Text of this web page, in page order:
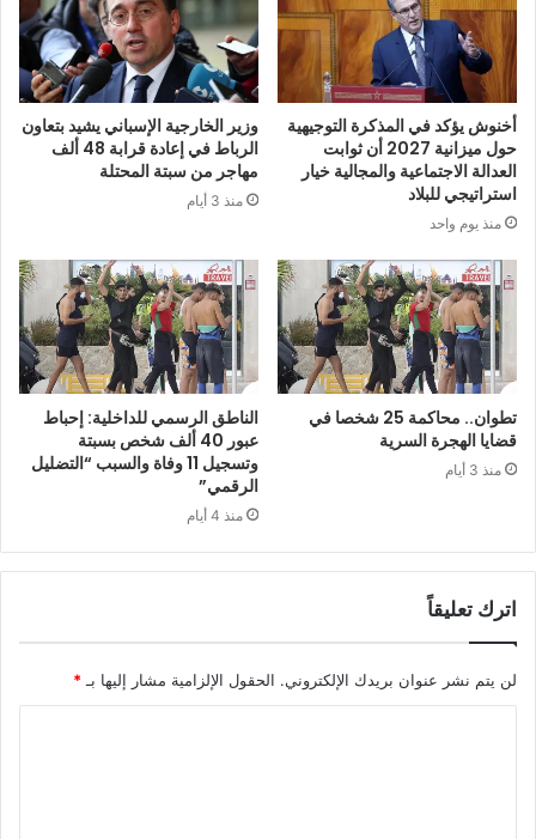
أخنوش يؤكد في المذكرة التوجيهية
حول ميزانية 2027 أن ثوابت
العدالة الاجتماعية والمجالية خيار
استراتيجي للبلاد
منذ يوم واحد
وزير الخارجية الإسباني يشيد بتعاون
الرباط في إعادة قرابة 48 ألف
مهاجر من سبتة المحتلة
منذ 3 أيام
تطوان.. محاكمة 25 شخصا في
قضايا الهجرة السرية
منذ 3 أيام
الناطق الرسمي للداخلية: إحباط
عبور 40 ألف شخص بسبتة
وتسجيل 11 وفاة والسبب “التضليل
الرقمي”
منذ 4 أيام
اترك تعليقاً
لن يتم نشر عنوان بريدك الإلكتروني. الحقول الإلزامية مشار إليها بـ *